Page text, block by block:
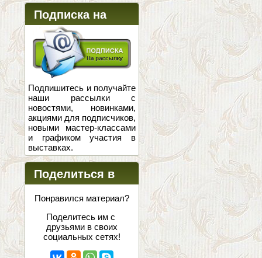
Подписка на
новости
Подпишитесь и получайте
наши рассылки с
новостями, новинками,
акциями для подписчиков,
новыми мастер-классами
и графиком участия в
выставках.
Поделиться в
соцсетях
Понравился материал?
Поделитесь им с
друзьями в своих
социальных сетях!